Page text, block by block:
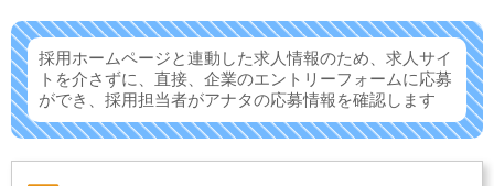
採用ホームページと連動した求人情報のため、求人サイ
トを介さずに、 直接、企業のエントリーフォームに応募
ができ、 採用担当者がアナタの応募情報を確認します